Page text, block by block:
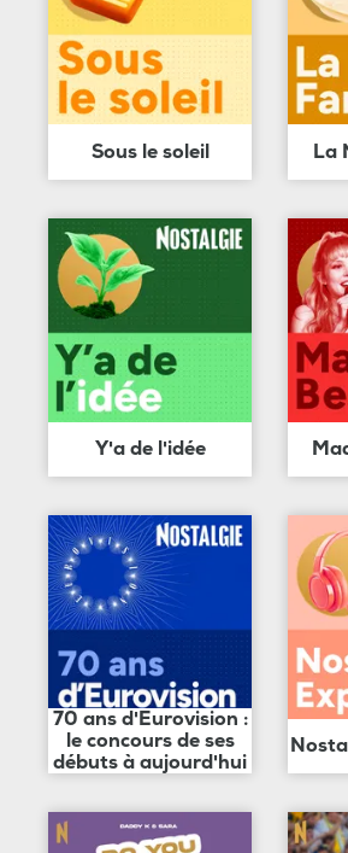
Sous le soleil La
Y'a de l'idée
70 ans d'Eurovision :
le concours de ses
débuts à aujourd'hui